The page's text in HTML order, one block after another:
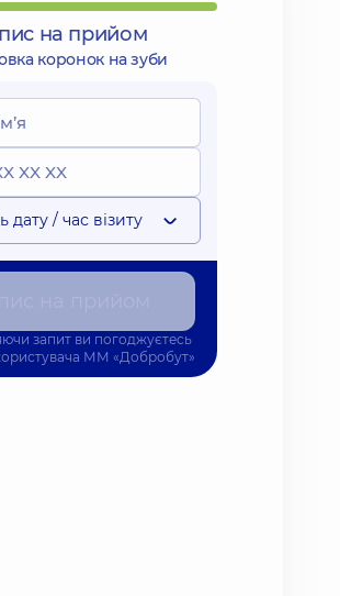
на прийом
коронок на зуби
дату / час візиту
запит ви погоджуєтесь
ММ «Добробут»